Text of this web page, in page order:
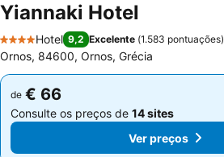
Yiannaki Hotel
4 Estrelas
Hotel 9,2 Excelente (1.583 pontuações)
Ornos, 84600, Ornos, Grécia
de € 66
Consulte os preços de 14 sites
Ver preços
de € 66
Consulte os preços de 14 sites
Ver preços